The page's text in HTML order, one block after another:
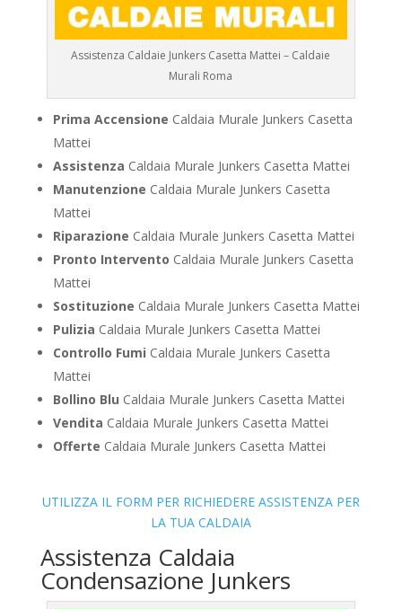
Assistenza Caldaie Junkers Casetta Mattei – Caldaie
Murali Roma
Prima Accensione Caldaia Murale Junkers Casetta
Mattei
Assistenza Caldaia Murale Junkers Casetta Mattei
Manutenzione Caldaia Murale Junkers Casetta
Mattei
Riparazione Caldaia Murale Junkers Casetta Mattei
Pronto Intervento Caldaia Murale Junkers Casetta
Mattei
Sostituzione Caldaia Murale Junkers Casetta Mattei
Pulizia Caldaia Murale Junkers Casetta Mattei
Controllo Fumi Caldaia Murale Junkers Casetta
Mattei
Bollino Blu Caldaia Murale Junkers Casetta Mattei
Vendita Caldaia Murale Junkers Casetta Mattei
Offerte Caldaia Murale Junkers Casetta Mattei
UTILIZZA IL FORM PER RICHIEDERE ASSISTENZA PER
LA TUA CALDAIA
Assistenza Caldaia
Condensazione Junkers